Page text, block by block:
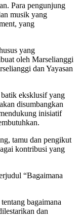
Para pengunjung
musik yang
yang
yang
oleh Marselianggi
dan Yayasan
eksklusif yang
disumbangkan
inisiatif
tamu dan pengikut
kontribusi yang
“Bagaimana
bagaimana
dan